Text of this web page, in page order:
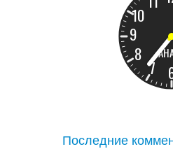
Последние